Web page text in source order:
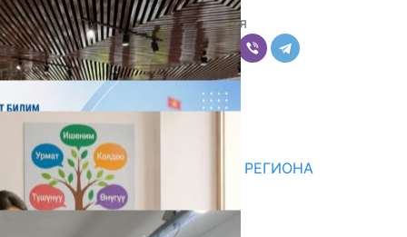
Поделиться
Комментарии
Последние новости
ДЛЯ МЕТОДИСТОВ ЮЖНОГО РЕГИОНА
НАЧАЛОСЬ ОБУЧЕНИЕ
05.08.2026